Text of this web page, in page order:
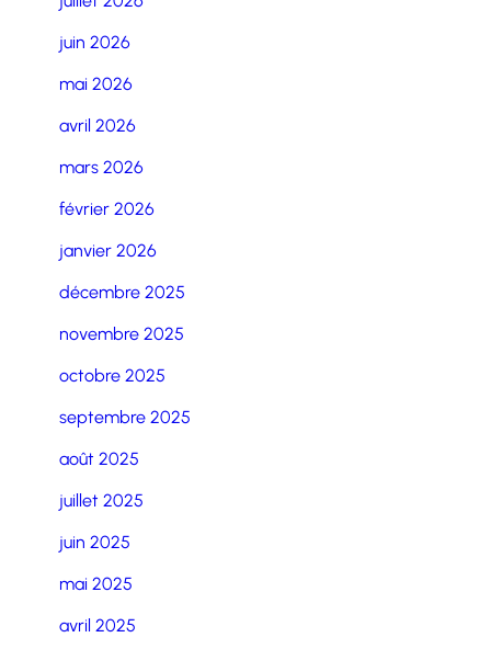
juin 2026
mai 2026
avril 2026
mars 2026
février 2026
janvier 2026
décembre 2025
novembre 2025
octobre 2025
septembre 2025
août 2025
juillet 2025
juin 2025
mai 2025
avril 2025